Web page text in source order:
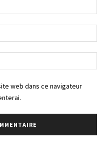
:*
:*
:
web dans ce navigateur